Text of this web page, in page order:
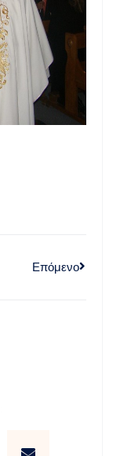
Επόμενο